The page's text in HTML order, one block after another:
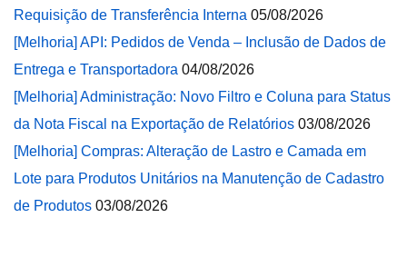
Requisição de Transferência Interna 05/08/2026
[Melhoria] API: Pedidos de Venda – Inclusão de Dados de
Entrega e Transportadora 04/08/2026
[Melhoria] Administração: Novo Filtro e Coluna para Status
da Nota Fiscal na Exportação de Relatórios 03/08/2026
[Melhoria] Compras: Alteração de Lastro e Camada em
Lote para Produtos Unitários na Manutenção de Cadastro
de Produtos 03/08/2026